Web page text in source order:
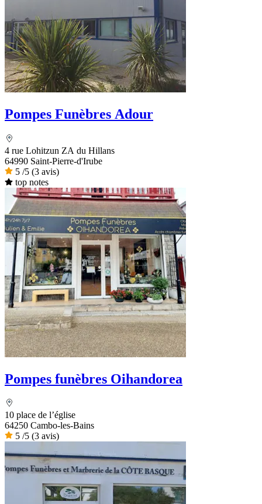
Pompes Funèbres Adour
4 rue Lohitzun ZA du Hillans
64990 Saint-Pierre-d'Irube
5 /5 (3 avis)
top notes
Pompes funèbres Oihandorea
10 place de l’église
64250 Cambo-les-Bains
5 /5 (3 avis)